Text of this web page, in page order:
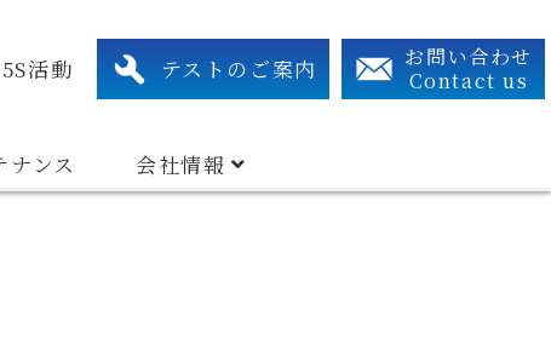
5S活動 テストのご案内
お問い合わせ
Contact us
ナンス 会社情報